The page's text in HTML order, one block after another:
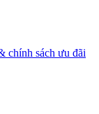
chính sách ưu đãi